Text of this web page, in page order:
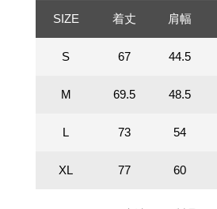
SIZE 着丈 肩幅
S 67 44.5
M 69.5 48.5
L 73 54
XL 77 60